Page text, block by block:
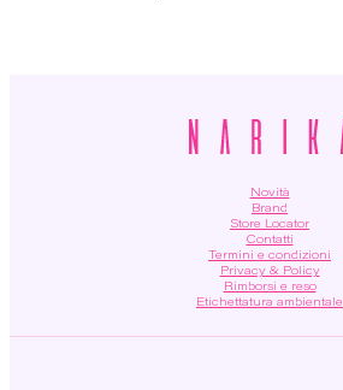
Novità
Brand
Store Locator
Contatti
Termini e condizioni
Privacy & Policy
Rimborsi e reso
Etichettatura ambientale